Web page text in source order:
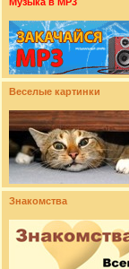
Веселые картинки
Знакомства